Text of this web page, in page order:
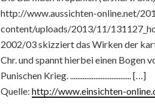
http://www.aussichten-online.net/
content/uploads/2013/11/
2002/03 skizziert das Wirken der
Chr. und spannt hierbei einen Bogen
Punischen Krieg. .................................. […]
Quelle: http://www.einsichten-